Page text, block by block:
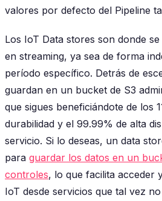
valores por defecto del Pipeline
Los IoT Data stores son donde
en streaming, ya sea de forma
período específico. Detrás de
guardan en un bucket de S3
que sigues beneficiándote de los
durabilidad y el 99.99% de alta
servicio. Si lo deseas, un data
para guardar los datos en un
controles, lo que facilita acceder
IoT desde servicios que tal vez